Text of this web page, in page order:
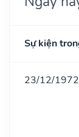
Sự kiện
23/12/1972